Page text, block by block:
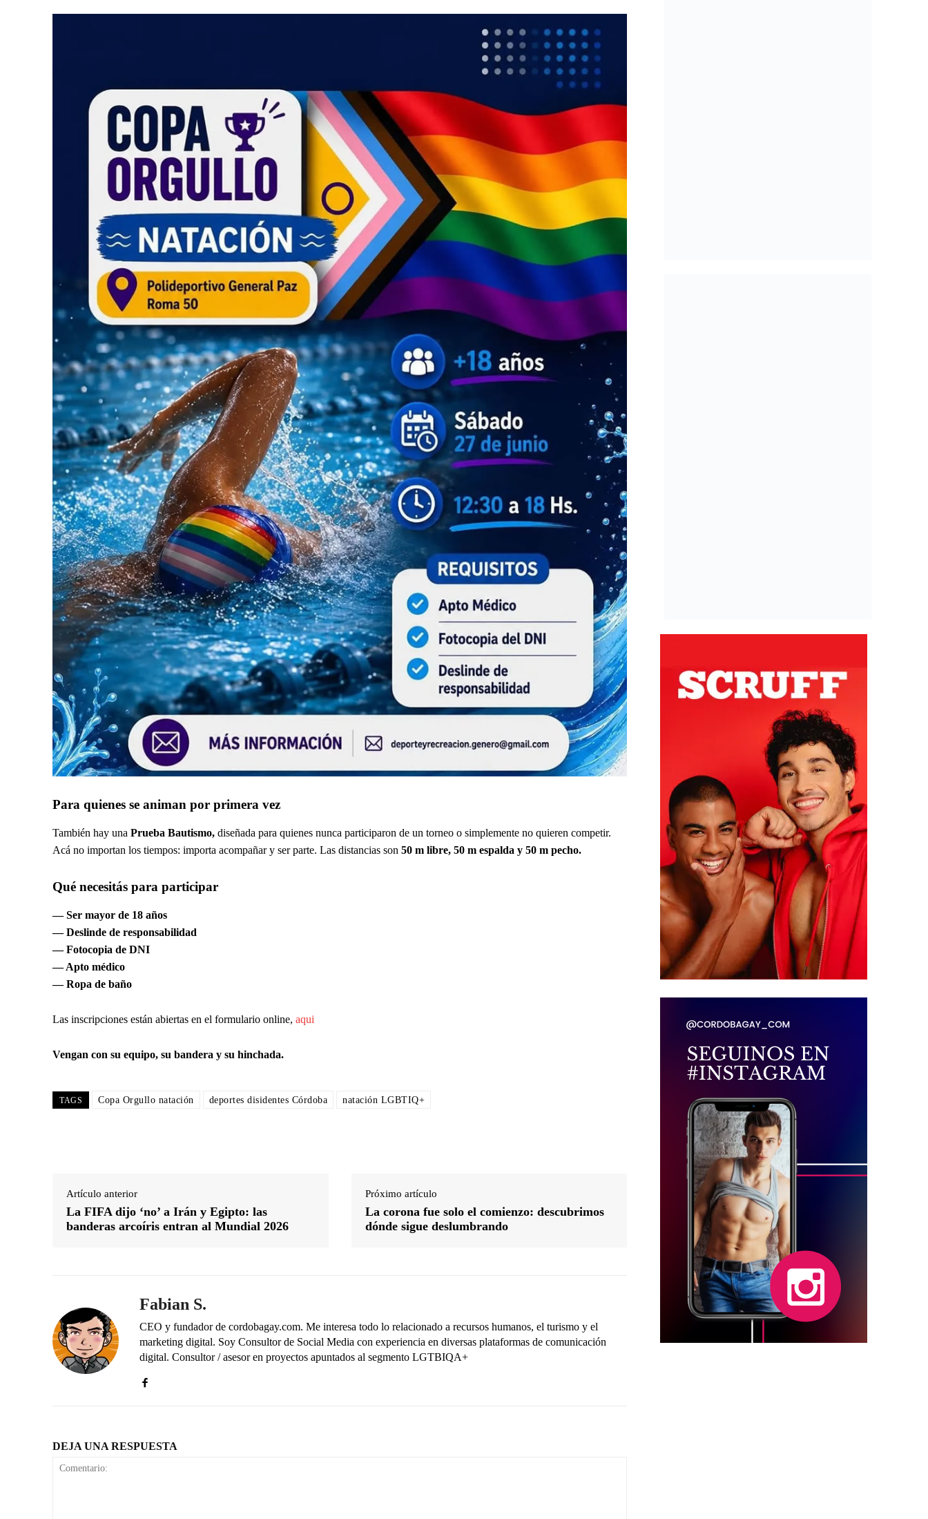
Para quienes se animan por primera vez
También hay una Prueba Bautismo, diseñada para quienes nunca participaron de un torneo o simplemente no quieren competir.
Acá no importan los tiempos: importa acompañar y ser parte. Las distancias son 50 m libre, 50 m espalda y 50 m pecho.
Qué necesitás para participar
— Ser mayor de 18 años
— Deslinde de responsabilidad
— Fotocopia de DNI
— Apto médico
— Ropa de baño
Las inscripciones están abiertas en el formulario online, aqui
Vengan con su equipo, su bandera y su hinchada.
TAGS Copa Orgullo natación deportes disidentes Córdoba natación LGBTIQ+
Artículo anterior
La FIFA dijo ‘no’ a Irán y Egipto: las
banderas arcoíris entran al Mundial 2026
Próximo artículo
La corona fue solo el comienzo: descubrimos
dónde sigue deslumbrando
Fabian S.
CEO y fundador de cordobagay.com. Me interesa todo lo relacionado a recursos humanos, el turismo y el
marketing digital. Soy Consultor de Social Media con experiencia en diversas plataformas de comunicación
digital. Consultor / asesor en proyectos apuntados al segmento LGTBIQA+
DEJA UNA RESPUESTA